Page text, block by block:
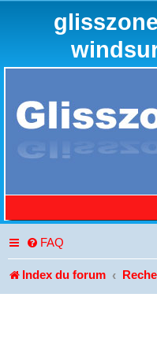
FAQ
Index du forum